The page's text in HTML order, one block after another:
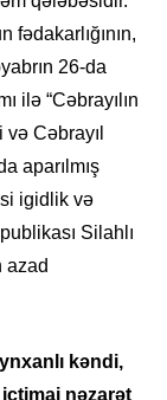
26-da
ilə “Cəbrayılın
Cəbrayıl
aparılmış
igidlik və
Silahlı
azad
kəndi,
nəzarət